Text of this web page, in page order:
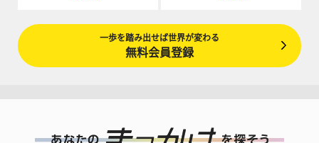
一歩を踏み出せば世界が変わる
無料会員登録